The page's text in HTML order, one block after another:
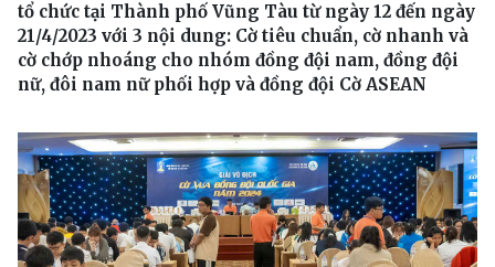
tổ chức tại Thành phố Vũng Tàu từ ngày 12 đến ngày
21/4/2023 với 3 nội dung: Cờ tiêu chuẩn, cờ nhanh và
cờ chớp nhoáng cho nhóm đồng đội nam, đồng đội
nữ, đôi nam nữ phối hợp và đồng đội Cờ ASEAN